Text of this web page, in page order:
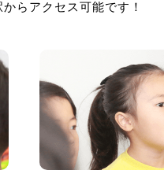
からアクセス可能です！